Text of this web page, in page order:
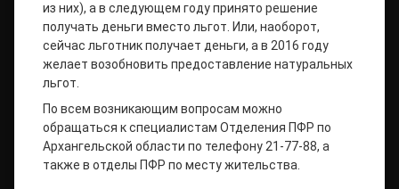
из них), а в следующем году принято решение
получать деньги вместо льгот. Или, наоборот,
сейчас льготник получает деньги, а в 2016 году
желает возобновить предоставление натуральных
льгот.
По всем возникающим вопросам можно
обращаться к специалистам Отделения ПФР по
Архангельской области по телефону 21-77-88, а
также в отделы ПФР по месту жительства.